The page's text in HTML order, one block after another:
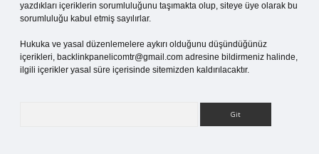
yazdıkları içeriklerin sorumluluğunu taşımakta olup, siteye üye olarak bu
sorumluluğu kabul etmiş sayılırlar.
Hukuka ve yasal düzenlemelere aykırı olduğunu düşündüğünüz
içerikleri, backlinkpanelicomtr@gmail.com adresine bildirmeniz halinde,
ilgili içerikler yasal süre içerisinde sitemizden kaldırılacaktır.